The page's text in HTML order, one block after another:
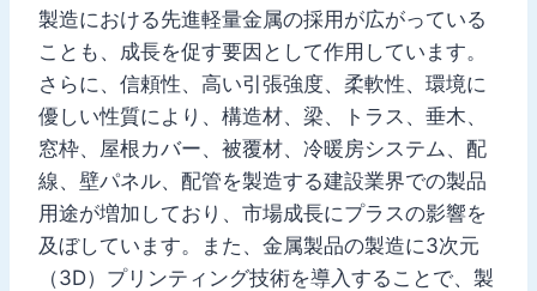
製造における先進軽量金属の採用が広がっている
ことも、成長を促す要因として作用しています。
さらに、信頼性、高い引張強度、柔軟性、環境に
優しい性質により、構造材、梁、トラス、垂木、
窓枠、屋根カバー、被覆材、冷暖房システム、配
線、壁パネル、配管を製造する建設業界での製品
用途が増加しており、市場成長にプラスの影響を
及ぼしています。また、金属製品の製造に3次元
（3D）プリンティング技術を導入することで、製